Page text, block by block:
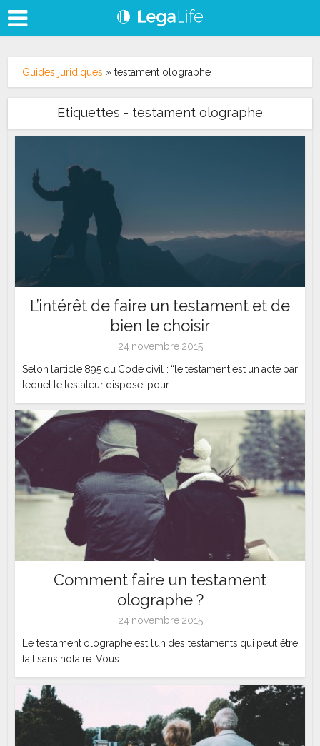
Guides juridiques »testament olographe
Etiquettes - testament olographe
L’intérêt de faire un testament et de
bien le choisir
24 novembre 2015
Selon l’article 895 du Code civil : “le testament est un acte par
lequel le testateur dispose, pour...
Comment faire un testament
olographe ?
24 novembre 2015
Le testament olographe est l’un des testaments qui peut être
fait sans notaire. Vous...